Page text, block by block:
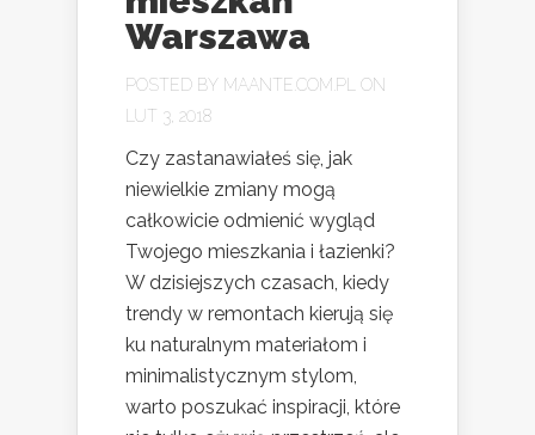
Warszawa
POSTED BY MAANTE.COM.PL
ON
LUT 3, 2018
Czy zastanawiałeś się, jak
niewielkie zmiany mogą
całkowicie odmienić wygląd
Twojego mieszkania i łazienki?
W dzisiejszych czasach, kiedy
trendy w remontach kierują się
ku naturalnym materiałom i
minimalistycznym stylom,
warto poszukać inspiracji, które